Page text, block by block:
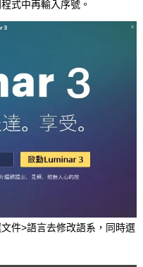
式中再輸入序號。
件>語言去修改語系，同時選